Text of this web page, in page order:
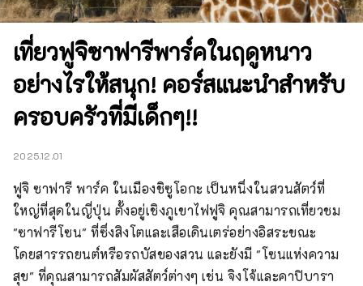
เที่ยวฟูจิซาฟารีพาร์คในฤดูหนาว
อย่างไรให้สนุก! คอร์สแนะนำสำหรับ
ครอบครัวที่มีเด็กๆ!!
2025.12.01
ฟูจิ ซาฟารี พาร์ค ในเมืองชิซูโอกะ เป็นหนึ่งในสวนสัตว์ที่
ใหญ่ที่สุดในญี่ปุ่น ตั้งอยู่เชิงภูเขาไฟฟูจิ คุณสามารถเที่ยวชม
"ซาฟารีโซน" ที่ซึ่งสิงโตและเสือเดินเตร่อย่างอิสระขณะ
โดยสารรถยนต์หรือรถบัสของสวน และยังมี "โซนแห่งความ
สุข" ที่คุณสามารถสัมผัสสัตว์ต่างๆ เช่น จิงโจ้และคาปิบารา